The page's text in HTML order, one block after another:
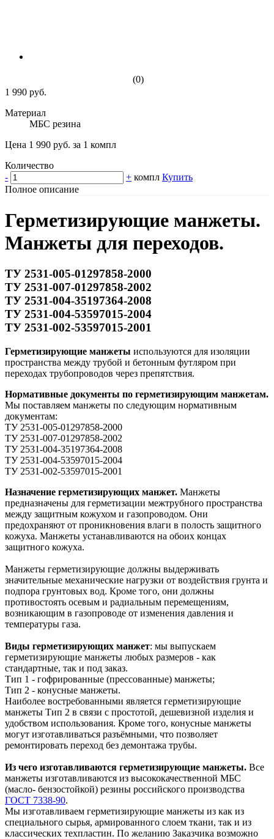
(0)
1 990 руб.
Материал
МБС резина
Цена 1 990 руб. за 1 компл
Количество
-
+ компл Купить
Полное описание
Герметизирующие манжеты.
Манжеты для переходов.
ТУ 2531-005-01297858-2000
ТУ 2531-007-01297858-2002
ТУ 2531-004-35197364-2008
ТУ 2531-004-53597015-2004
ТУ 2531-002-53597015-2001
Герметизирующие манжеты используются для изоляции
пространства между трубой и бетонным футляром при
переходах трубопроводов через препятствия.
Нормативные документы по герметизирующим манжетам.
Мы поставляем манжеты по следующим нормативным
документам:
ТУ 2531-005-01297858-2000
ТУ 2531-007-01297858-2002
ТУ 2531-004-35197364-2008
ТУ 2531-004-53597015-2004
ТУ 2531-002-53597015-2001
Назначение герметизирующих манжет. Манжеты
предназначены для герметизации межтрубного пространства
между защитным кожухом и газопроводом. Они
предохраняют от проникновения влаги в полость защитного
кожуха. Манжеты устанавливаются на обоих концах
защитного кожуха.
Манжеты герметизирующие должны выдерживать
значительные механические нагрузки от воздействия грунта и
подпора грунтовых вод. Кроме того, они должны
противостоять осевым и радиальным перемещениям,
возникающим в газопроводе от изменения давления и
температуры газа.
Виды герметизирующих манжет: мы выпускаем
герметизирующие манжеты любых размеров - как
стандартные, так и под заказ.
Тип 1 - гофрированные (прессованные) манжеты;
Тип 2 - конусные манжеты.
Наиболее востребованными является герметизирующие
манжеты Тип 2 в связи с простотой, дешевизной изделия и
удобством использования. Кроме того, конусные манжеты
могут изготавливаться разъёмными, что позволяет
ремонтировать переход без демонтажа трубы.
Из чего изготавливаются герметизирующие манжеты. Все
манжеты изготавливаются из высококачественной МБС
(масло- бензостойкой) резины российского производства
ГОСТ 7338-90.
Мы изготавливаем герметизирующие манжеты из как из
специального сырья, армированного слоем ткани, так и из
классических техпластин. По желанию Заказчика возможно